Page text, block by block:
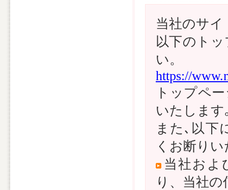
当社のサ
以下のト
い。
https://
トップペ
いたします
また､以下
くお断り
当社およ
り、当社